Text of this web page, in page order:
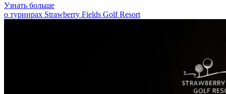
Узнать больше
о турнирах Strawberry Fields Golf Resort